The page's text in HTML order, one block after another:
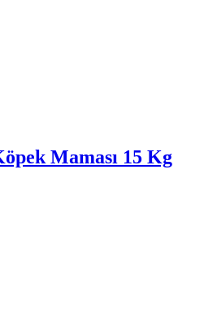
Maması 15 Kg